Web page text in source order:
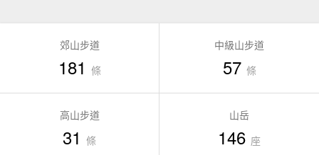
郊山步道
181 條
中級山步道
57 條
高山步道
31 條
山岳
146 座